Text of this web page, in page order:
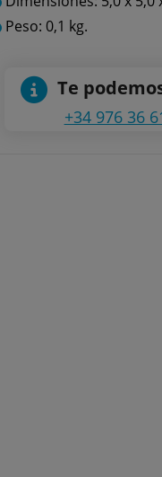
Peso: 0,1 kg.
Te
+34 976 36